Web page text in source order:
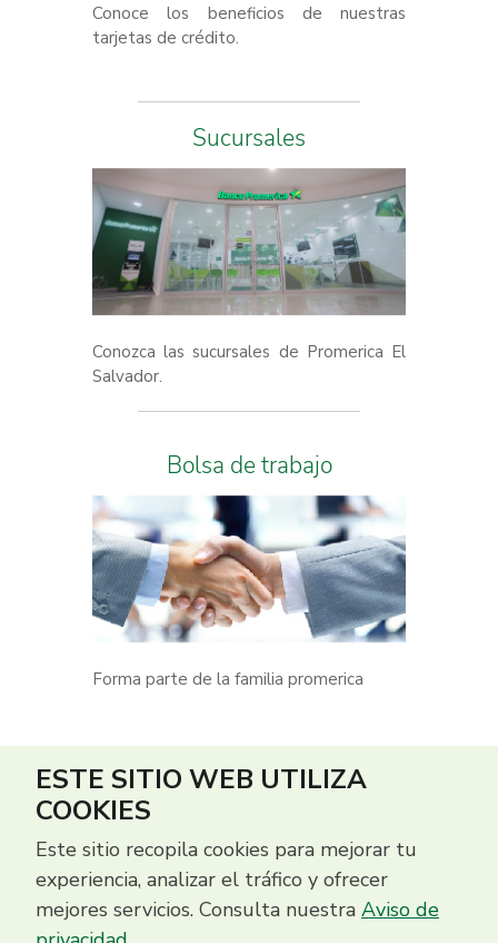
Conoce los beneficios de nuestras
tarjetas de crédito.
Sucursales
Conozca las sucursales de Promerica El
Salvador.
Bolsa de trabajo
Forma parte de la familia promerica
ESTE SITIO WEB UTILIZA
COOKIES
Este sitio recopila cookies para mejorar tu
experiencia, analizar el tráfico y ofrecer
mejores servicios. Consulta nuestra Aviso de